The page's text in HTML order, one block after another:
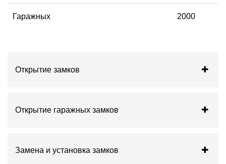
Гаражных 2000
Открытие замков
Открытие гаражных замков
Замена и установка замков